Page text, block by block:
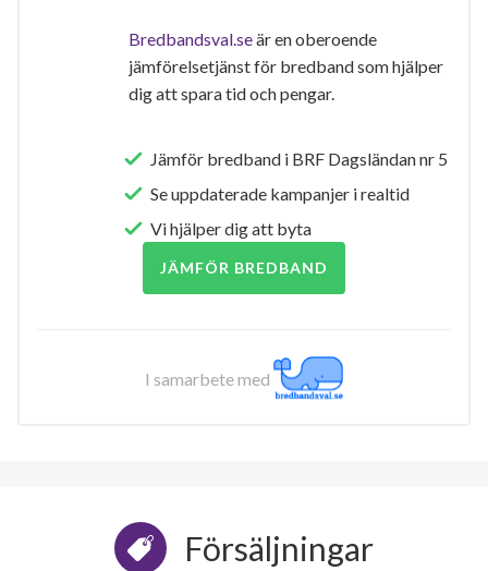
Bredbandsval.seär en oberoende
jämförelsetjänst för bredband som hjälper
dig att spara tid och pengar.
Jämför bredband i BRF Dagsländan nr 5
Se uppdaterade kampanjer i realtid
Vi hjälper dig att byta
JÄMFÖR BREDBAND
I samarbete med
Försäljningar